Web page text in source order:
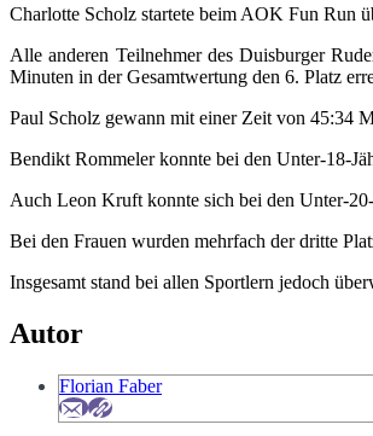
Charlotte Scholz startete beim AOK Fun Run
Alle anderen Teilnehmer des Duisburger
Minuten in der Gesamtwertung den 6. Platz
Paul Scholz gewann mit einer Zeit von 45:34
Bendikt Rommeler konnte bei den Unter-18-
Auch Leon Kruft konnte sich bei den Unter-
Bei den Frauen wurden mehrfach der dritte
Insgesamt stand bei allen Sportlern jedoch
Autor
Florian Faber